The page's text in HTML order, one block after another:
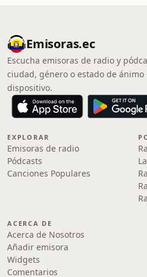
Emisoras.ec
Escucha emisoras de radio y
ciudad, género o estado de
dispositivo.
EXPLORAR
Emisoras de radio
Pódcasts
Canciones Populares
ACERCA DE
Acerca de Nosotros
Añadir emisora
Widgets
Comentarios